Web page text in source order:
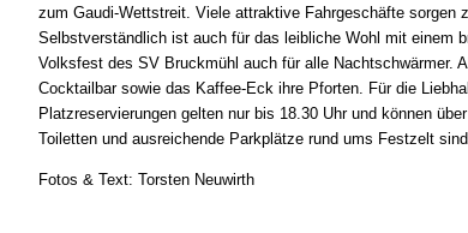
zum Gaudi-Wettstreit. Viele attraktive Fahrgeschäfte sorgen
Selbstverständlich ist auch für das leibliche Wohl mit einem
Volksfest des SV Bruckmühl auch für alle Nachtschwärmer.
Cocktailbar sowie das Kaffee-Eck ihre Pforten. Für die
Platzreservierungen gelten nur bis 18.30 Uhr und können
Toiletten und ausreichende Parkplätze rund ums Festzelt sind
Fotos & Text: Torsten Neuwirth